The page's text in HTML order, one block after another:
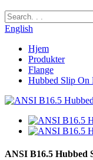
English
Hjem
Produkter
Flange
Hubbed Slip On
ANSI B16.5 Hubbed